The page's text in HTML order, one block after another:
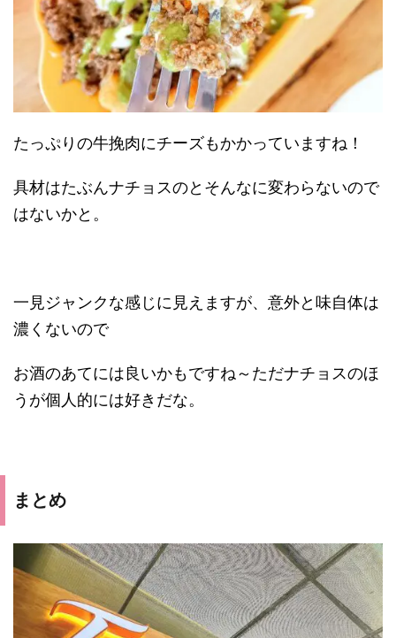
たっぷりの牛挽肉にチーズもかかっていますね！
具材はたぶんナチョスのとそんなに変わらないので
はないかと。
一見ジャンクな感じに見えますが、意外と味自体は
濃くないので
お酒のあてには良いかもですね～ただナチョスのほ
うが個人的には好きだな。
まとめ